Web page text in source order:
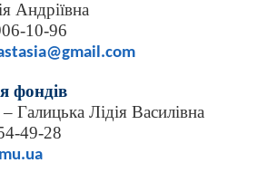
Андріївна
10-96
фондів
– Галицька Лідія Василівна
49-28